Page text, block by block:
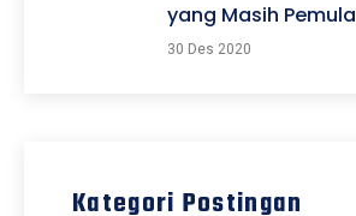
yang Masih Pemula
30 Des 2020
Kategori Postingan